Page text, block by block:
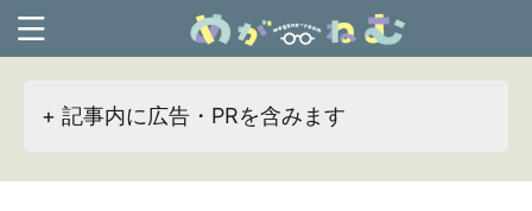
+ 記事内に広告・PRを含みます